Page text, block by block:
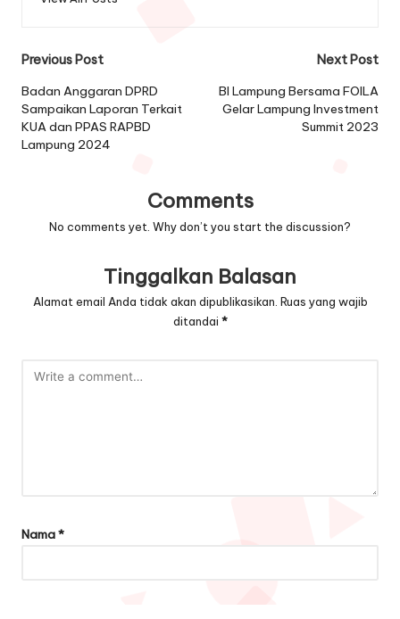
Post
navigation
Previous Post
Badan Anggaran DPRD
Sampaikan Laporan Terkait
KUA dan PPAS RAPBD
Lampung 2024
Next Post
BI Lampung Bersama FOILA
Gelar Lampung Investment
Summit 2023
Comments
No comments yet. Why don’t you start the discussion?
Tinggalkan Balasan
Alamat email Anda tidak akan dipublikasikan. Ruas yang wajib
ditandai *
Nama*